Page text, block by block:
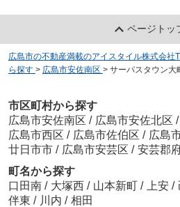
ページトッ
広島市の不動産満載のアイスタイル株式会社
ら探す > 広島市安佐南区 > サーパスタウン大
市区町村から探す
広島市安佐南区 / 広島市安佐北区 /
広島市西区 / 広島市佐伯区 / 広島
廿日市市 / 広島市安芸区 / 安芸郡
町名から探す
口田南 / 大塚西 / 山本新町 / 上安 /
伴東 / 川内 / 相田